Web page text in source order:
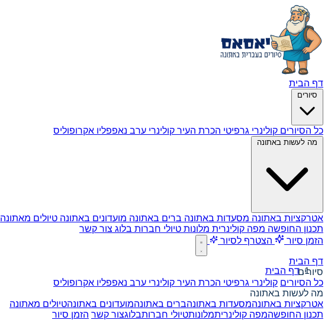
דף הבית
סיורים
כל הסיורים קולינרי גרפיטי הכרת העיר קולינרי ערב נאפפליו אקרופוליס
מה לעשות באתונה
אטרקציות באתונה מסעדות באתונה ברים באתונה מועדונים באתונה טיולים מאתונה
תכנון החופשה מפה קולינרית מלונות טיולי חברות בלוג צור קשר
הזמן סיור
הצטרף לסיור
דף הבית
סיורים
כל הסיורים קולינרי גרפיטי הכרת העיר קולינרי ערב נאפפליו אקרופוליס
מה לעשות באתונה
אטרקציות באתונהמסעדות באתונהברים באתונהמועדונים באתונהטיולים מאתונה
תכנון החופשהמפה קולינריתמלונותטיולי חברותבלוגצור קשר הזמן סיור
דף הבית